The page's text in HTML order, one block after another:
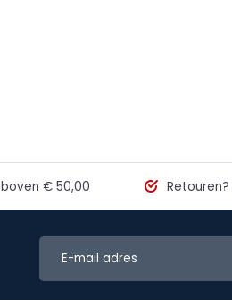
boven € 50,00 Retouren?